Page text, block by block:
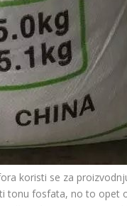
koristi se za
tonu fosfata, no to opet